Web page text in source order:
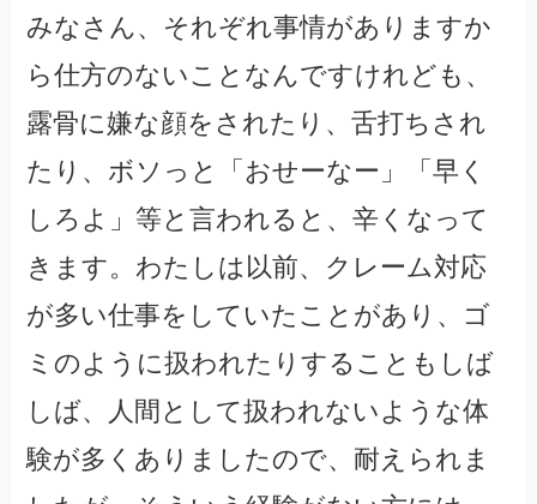
みなさん、それぞれ事情がありますか
ら仕方のないことなんですけれども、
露骨に嫌な顔をされたり、舌打ちされ
たり、ボソっと「おせーなー」「早く
しろよ」等と言われると、辛くなって
きます。わたしは以前、クレーム対応
が多い仕事をしていたことがあり、ゴ
ミのように扱われたりすることもしば
しば、人間として扱われないような体
験が多くありましたので、耐えられま